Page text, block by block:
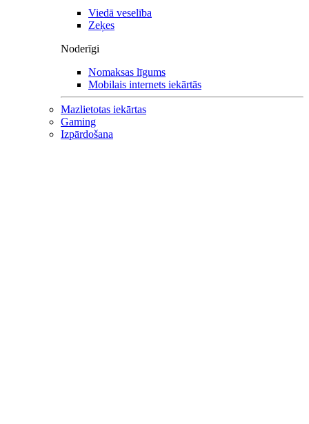
Viedā veselība
Zeķes
Noderīgi
Nomaksas līgums
Mobilais internets iekārtās
Mazlietotas iekārtas
Gaming
Izpārdošana